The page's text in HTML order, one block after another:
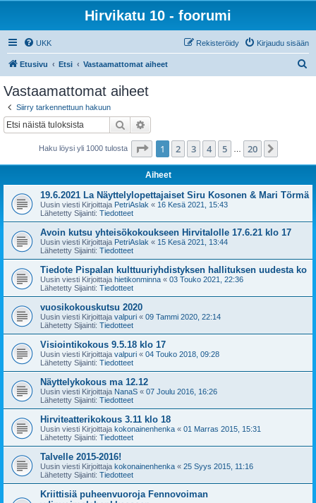
Hirvikatu 10 - foorumi
UKK Kirjaudu sisään
Rekisteröidy
Etusivu Etsi Vastaamattomat aiheet
Vastaamattomat aiheet
Siirry tarkennettuun hakuun
Etsi
Haku löysi yli 1000 tulosta Sivu /20
1 2 3 4 5 20
Aiheet
19.6.2021 La Näyttelylopettajaiset Siru Kosonen & Mari Törmä
Uusin viesti Kirjoittaja PetriAslak « 16 Kesä 2021, 15:43
Lähetetty Sijainti: Tiedotteet
Avoin kutsu yhteisökokoukseen Hirvitalolle 17.6.21 klo 17
Uusin viesti Kirjoittaja PetriAslak « 15 Kesä 2021, 13:44
Lähetetty Sijainti: Tiedotteet
Tiedote Pispalan kulttuuriyhdistyksen hallituksen uudesta ko
Uusin viesti Kirjoittaja hietikonminna « 03 Touko 2021, 22:36
Lähetetty Sijainti: Tiedotteet
vuosikokouskutsu 2020
Uusin viesti Kirjoittaja valpuri « 09 Tammi 2020, 22:14
Lähetetty Sijainti: Tiedotteet
Visiointikokous 9.5.18 klo 17
Uusin viesti Kirjoittaja valpuri « 04 Touko 2018, 09:28
Lähetetty Sijainti: Tiedotteet
Näyttelykokous ma 12.12
Uusin viesti Kirjoittaja NanaS « 07 Joulu 2016, 16:26
Lähetetty Sijainti: Tiedotteet
Hirviteatterikokous 3.11 klo 18
Uusin viesti Kirjoittaja kokonainenhenka « 01 Marras 2015, 15:31
Lähetetty Sijainti: Tiedotteet
Talvelle 2015-2016!
Uusin viesti Kirjoittaja kokonainenhenka « 25 Syys 2015, 11:16
Lähetetty Sijainti: Tiedotteet
Kriittisiä puheenvuoroja Fennovoiman